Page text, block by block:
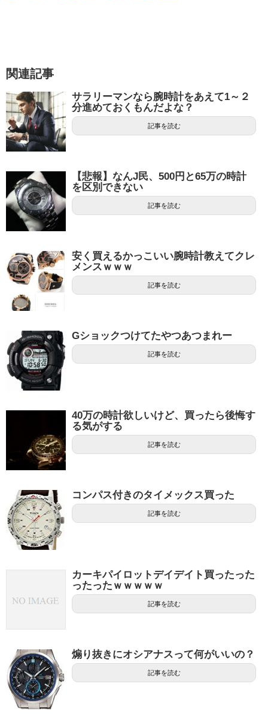
関連記事
サラリーマンなら腕時計をあえて1～２
分進めておくもんだよな？
記事を読む
【悲報】なんJ民、500円と65万の時計
を区別できない
記事を読む
安く買えるかっこいい腕時計教えてクレ
メンスｗｗｗ
記事を読む
Gショックつけてたやつあつまれー
記事を読む
40万の時計欲しいけど、買ったら後悔す
る気がする
記事を読む
コンパス付きのタイメックス買った
記事を読む
カーキパイロットデイデイト買ったった
ったったｗｗｗｗｗ
記事を読む
煽り抜きにオシアナスって何がいいの？
記事を読む